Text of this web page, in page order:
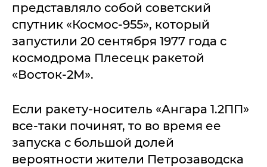
представляло собой советский
спутник «Космос-955», который
запустили 20 сентября 1977 года с
космодрома Плесецк ракетой
«Восток-2М».
Если ракету-носитель «Ангара 1.2ПП»
все-таки починят, то во время ее
запуска с большой долей
вероятности жители Петрозаводска